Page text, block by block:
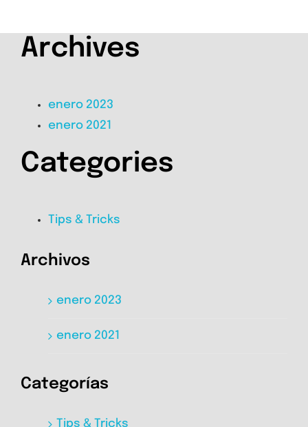
Archives
enero 2023
enero 2021
Categories
Tips & Tricks
Archivos
enero 2023
enero 2021
Categorías
Tips & Tricks